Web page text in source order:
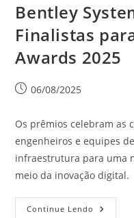
Bentley
Finalistas
Awards 2025
06/08/2025
Os prêmios celebram as
engenheiros e equipes
infraestrutura para uma
meio da inovação digital.
Continue Lendo